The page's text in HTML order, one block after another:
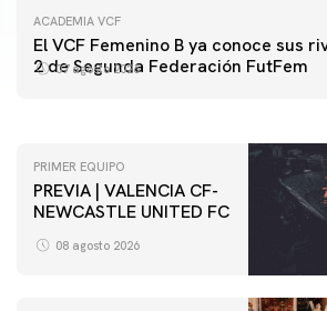
ACADEMIA VCF
El VCF Femenino B ya conoce sus
2 de Segunda Federación FutFem
07 agosto 2026
PRIMER EQUIPO
ENTRENAMIENTO DEL VALENCIA
PRIMER EQUIPO
PREVIA | VALENCIA CF-
NEWCASTLE UNITED FC
08 agosto 2026